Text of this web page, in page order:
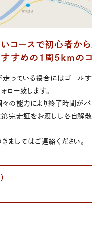
コースで初心者か
すすめの１周5kmの
っている場合にはゴール
ロー致します。
の能力により終了時間がバ
第完走証をお渡しし各自解散
ましてはご連絡ください。